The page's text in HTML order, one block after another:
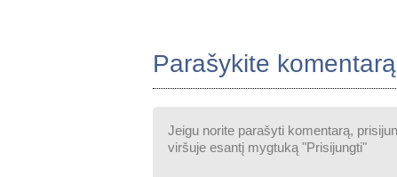
Parašykite komentarą